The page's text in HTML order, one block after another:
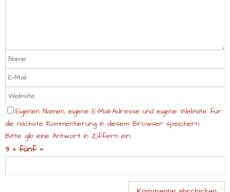
Eigenen Namen, eigene E-Mail-Adresse und eigene Website für
die nächste Kommentierung in diesem Browser speichern.
Bitte gib eine Antwort in Ziffern ein:
3 × fünf =